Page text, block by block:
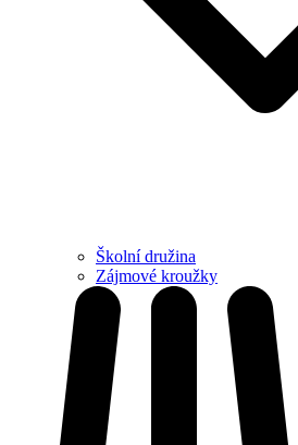
Školní družina
Zájmové kroužky